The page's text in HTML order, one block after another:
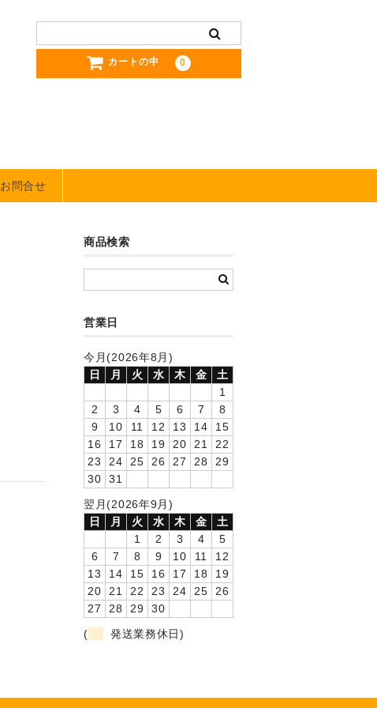
カートの中 0
お問合せ
商品検索
営業日
今月(2026年8月)
日
月 火 水 木 金
土
1
2
3 4 5 6 7
8
9
10 11 12 13 14
15
16
17 18 19 20 21
22
23
24 25 26 27 28
29
30
31
翌月(2026年9月)
日
月 火 水 木 金
土
1
2 3 4
5
6
7 8 9 10 11
12
13
14 15 16 17 18
19
20
21 22 23 24 25
26
27
28 29
30
(
発送業務休日)